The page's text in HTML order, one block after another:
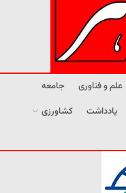
علم و فناوری
جامعه
یادداشت
کشاورزی